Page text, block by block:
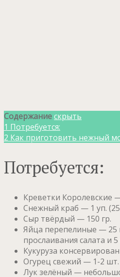
Содержаниескрыть
1 Потребуется:
2 Как приготовить нежный
Потребуется:
Креветки Королевские
Снежный краб — 1 уп.
Сыр твёрдый — 150 гр.
Яйца перепелиные — 25
прослаивания салата и
Кукуруза
Огурец свежий — 1-2 шт.
Лук зелёный —